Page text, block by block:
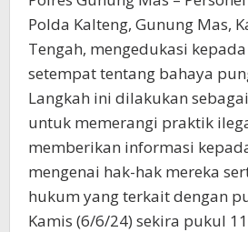
Polda Kalteng, Gunung Mas,
Tengah, mengedukasi
setempat tentang bahaya
Langkah ini dilakukan
untuk memerangi praktik
memberikan informasi
mengenai hak-hak mereka
hukum yang terkait dengan
Kamis (6/6/24) sekira pukul